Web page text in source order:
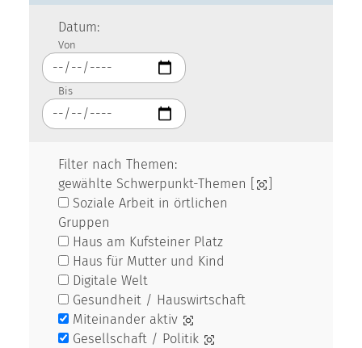
Datum:
Von
Bis
Filter nach Themen:
gewählte Schwerpunkt-Themen [
Soziale Arbeit in örtlichen
Gruppen
Haus am Kufsteiner Platz
Haus für Mutter und Kind
Digitale Welt
Gesundheit / Hauswirtschaft
Miteinander aktiv
Gesellschaft / Politik